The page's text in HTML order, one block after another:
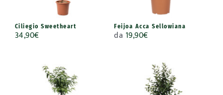
Ciliegio Sweetheart
34,90€
Feijoa Acca Sellowiana
da 19,90€